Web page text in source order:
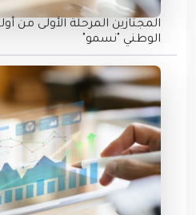
المجتازين المرحلة الأولى من
الوطني "نسمو"